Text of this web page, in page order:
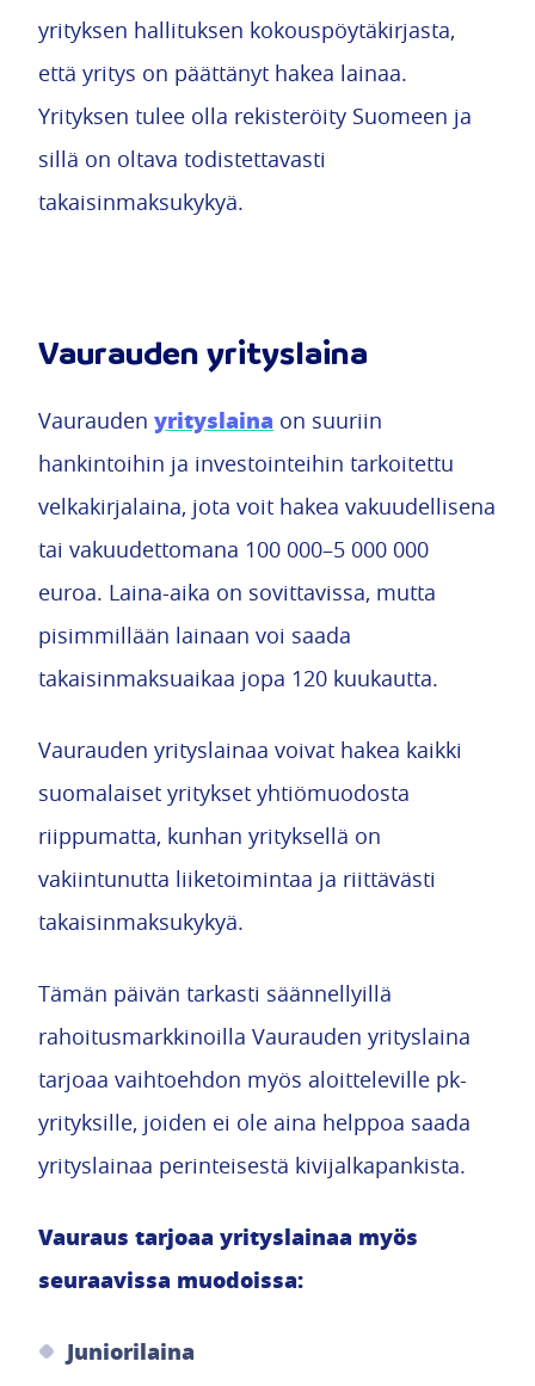
yrityksen hallituksen kokouspöytäkirjasta,
että yritys on päättänyt hakea lainaa.
Yrityksen tulee olla rekisteröity Suomeen ja
sillä on oltava todistettavasti
takaisinmaksukykyä.
Vaurauden yrityslaina
Vaurauden yrityslaina on suuriin
hankintoihin ja investointeihin tarkoitettu
velkakirjalaina, jota voit hakea vakuudellisena
tai vakuudettomana 100 000–5 000 000
euroa. Laina-aika on sovittavissa, mutta
pisimmillään lainaan voi saada
takaisinmaksuaikaa jopa 120 kuukautta.
Vaurauden yrityslainaa voivat hakea kaikki
suomalaiset yritykset yhtiömuodosta
riippumatta, kunhan yrityksellä on
vakiintunutta liiketoimintaa ja riittävästi
takaisinmaksukykyä.
Tämän päivän tarkasti säännellyillä
rahoitusmarkkinoilla Vaurauden yrityslaina
tarjoaa vaihtoehdon myös aloitteleville pk-
yrityksille, joiden ei ole aina helppoa saada
yrityslainaa perinteisestä kivijalkapankista.
Vauraus tarjoaa yrityslainaa myös
seuraavissa muodoissa:
Juniorilaina